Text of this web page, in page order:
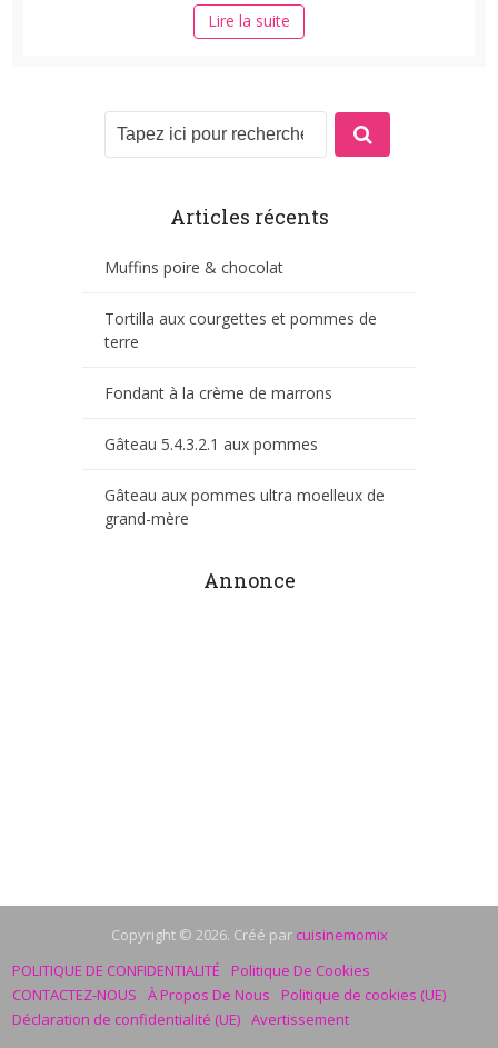
Lire la suite
Articles récents
Muffins poire & chocolat
Tortilla aux courgettes et pommes de
terre
Fondant à la crème de marrons
Gâteau 5.4.3.2.1 aux pommes
Gâteau aux pommes ultra moelleux de
grand-mère
Annonce
Copyright © 2026. Créé par cuisinemomix
POLITIQUE DE CONFIDENTIALITÉ
Politique De Cookies
CONTACTEZ-NOUS
À Propos De Nous
Politique de cookies (UE)
Déclaration de confidentialité (UE) Avertissement